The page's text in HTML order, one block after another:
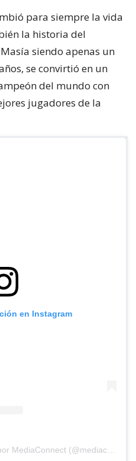
para siempre la vida
la historia del
siendo apenas un
se convirtió en un
del mundo con
jugadores de la
en Instagram